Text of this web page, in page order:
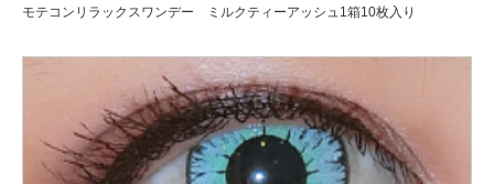
モテコンリラックスワンデー ミルクティーアッシュ1箱10枚入り